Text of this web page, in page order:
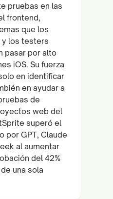
pruebas en las
frontend,
que los
los testers
pasar por alto
iOS. Su fuerza
en identificar
en ayudar a
de
web del
superó el
por GPT, Claude
al aumentar
del 42%
una sola